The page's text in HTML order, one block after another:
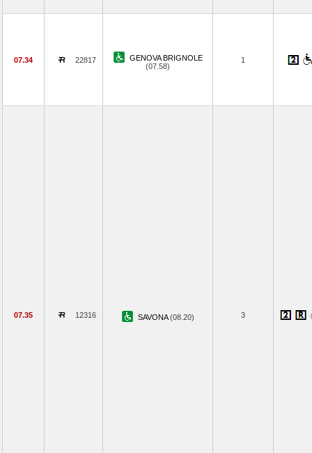
07.34 22817
GENOVA BRIGNOLE
(07.58)
1
07.35 12316 SAVONA(08.20) 3